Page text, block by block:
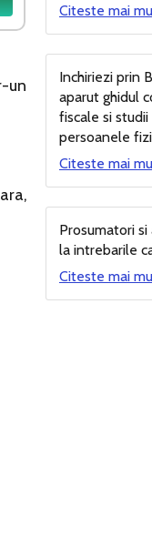
un
Citeste mai
Inchiriezi prin
aparut ghidul
fiscale si
persoanele
Citeste mai
Prosumatori si
la intrebarile
Citeste mai